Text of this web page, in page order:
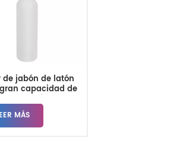
de jabón de latón
capacidad de
MÁS